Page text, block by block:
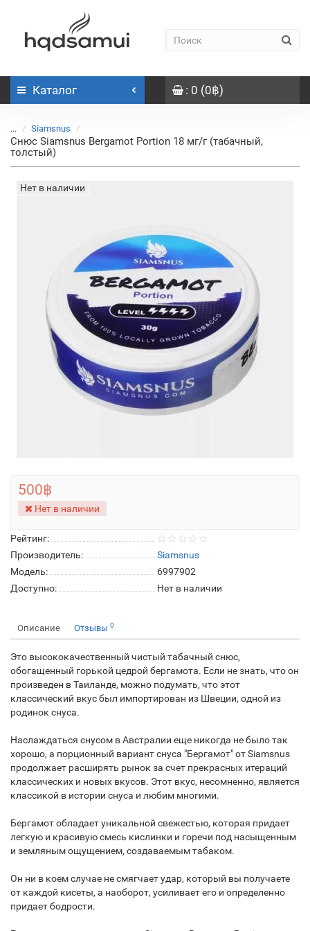
Каталог : 0 (0฿)
... Siamsnus
Снюс Siamsnus Bergamot Portion 18 мг/г (табачный,
толстый)
Нет в наличии
Рейтинг:
Производитель:
Siamsnus
Модель:
6997902
Доступно:
Нет в наличии
500฿
Нет в наличии
Описание Отзывы 0
Это высококачественный чистый табачный снюс,
обогащенный горькой цедрой бергамота. Если не знать, что он
произведен в Таиланде, можно подумать, что этот
классический вкус был импортирован из Швеции, одной из
родинок снуса.
Наслаждаться снусом в Австралии еще никогда не было так
хорошо, а порционный вариант снуса "Бергамот" от Siamsnus
продолжает расширять рынок за счет прекрасных итераций
классических и новых вкусов. Этот вкус, несомненно, является
классикой в истории снуса и любим многими.
Бергамот обладает уникальной свежестью, которая придает
легкую и красивую смесь кислинки и горечи под насыщенным
и земляным ощущением, создаваемым табаком.
Он ни в коем случае не смягчает удар, который вы получаете
от каждой кисеты, а наоборот, усиливает его и определенно
придает бодрости.